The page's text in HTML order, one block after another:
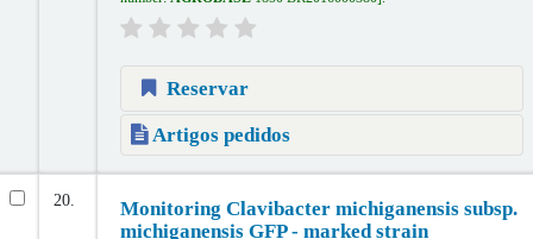
Reservar
Artigos pedidos
20.
Monitoring Clavibacter michiganensis subsp.
michiganensis GFP - marked strain